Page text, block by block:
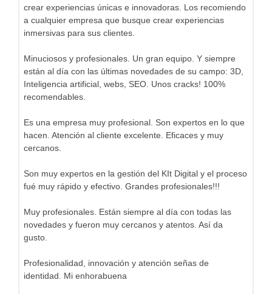
crear experiencias únicas e innovadoras. Los recomiendo
a cualquier empresa que busque crear experiencias
inmersivas para sus clientes.
Minuciosos y profesionales. Un gran equipo. Y siempre
están al día con las últimas novedades de su campo: 3D,
Inteligencia artificial, webs, SEO. Unos cracks! 100%
recomendables.
Es una empresa muy profesional. Son expertos en lo que
hacen. Atención al cliente excelente. Eficaces y muy
cercanos.
Son muy expertos en la gestión del KIt Digital y el proceso
fué muy rápido y efectivo. Grandes profesionales!!!
Muy profesionales. Están siempre al día con todas las
novedades y fueron muy cercanos y atentos. Así da
gusto.
Profesionalidad, innovación y atención señas de
identidad. Mi enhorabuena